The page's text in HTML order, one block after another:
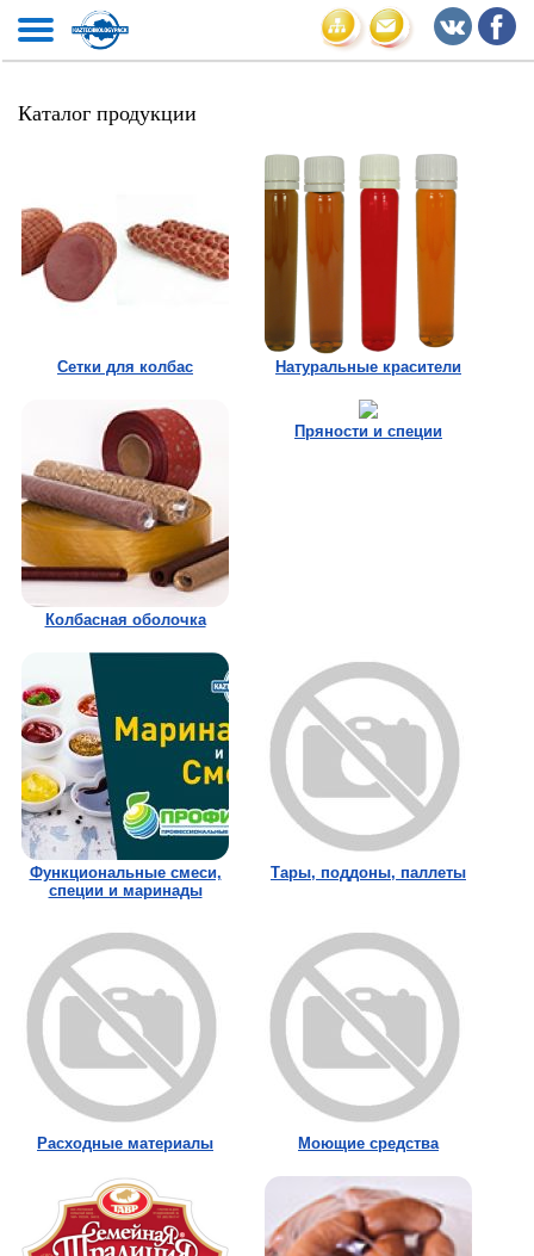
Каталог продукции
Сетки для колбас Натуральные красители
Колбасная оболочка
Пряности и специи
Функциональные смеси,
специи и маринады
Тары, поддоны, паллеты
Расходные материалы Моющие средства